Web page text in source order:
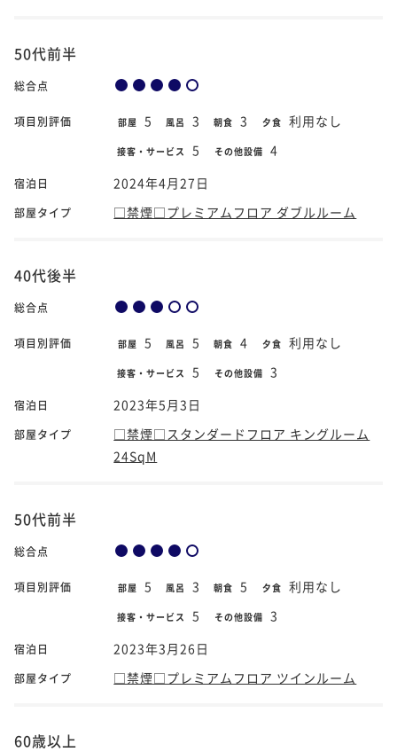
50代前半
総合点
項目別評価 部屋 5 風呂 3 朝食 3 夕食 利用なし
接客・サービス 5 その他設備 4
宿泊日 2024年4月27日
部屋タイプ □禁煙□プレミアムフロア ダブルルーム
40代後半
総合点
項目別評価 部屋 5 風呂 5 朝食 4 夕食 利用なし
接客・サービス 5 その他設備 3
宿泊日 2023年5月3日
部屋タイプ
□禁煙□スタンダードフロア キングルーム
24SqM
50代前半
総合点
項目別評価 部屋 5 風呂 3 朝食 5 夕食 利用なし
接客・サービス 5 その他設備 3
宿泊日 2023年3月26日
部屋タイプ □禁煙□プレミアムフロア ツインルーム
60歳以上